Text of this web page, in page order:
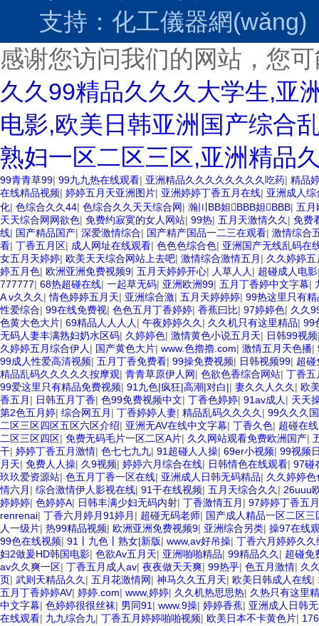
支持： 化工儀器網(wǎng)
感谢您访问我们的网站，您
久久99精品久久久大学生,亚
电影,欧美日韩亚洲国产综合
熟妇一区二区三区,亚洲精品
99青青草99| 99九九热在线观看| 亚洲精品久久久久久久久久吃药| 精品
在线精品视频| 婷婷五月天亚洲图片| 亚洲婷婷丁香五月在线| 亚洲成人综
化| 色综合久久44| 色综合久久天天综合网| 瀚〣BB妲BBB妲BBB| 五月
天天综合网网欲色| 免费约寂寞的女人网站| 99热| 五月天激情久久 | 免费
线| 国产精品国产| 深爱激情综合| 国产精产国品一二三在观看| 激情综合
看| 丁香五月区| 成人网址在线观看| 色色色综合色| 亚洲国产无线乱码在
女五月天婷婷| 欧美天天综合网站上去吧| 激情综合激情五月 | 久久婷婷
婷五月色| 欧洲亚洲免费视频9| 五月天婷婷开心| 人草人人 | 超碰成人电影
777777| 68热超碰在线| 一起草无码| 亚洲欧洲99| 五月丁香婷中文字幕|
A v久久久 |情色婷婷五月天| 亚洲综合激| 五月天婷婷婷| 99热这里只有
性爱综合| 99在线免费视| 色色五月丁香婷婷| 香蕉曰比| 97婷婷色| 久久
色黄大色大片| 69精品人人人人 | 午夜婷婷久久 | 久久机只有这里精品| 99
无码人妻丰满熟妇奶水区码| 久婷婷色| 激情黄色小说五月天| 日韩99视频
久婷婷五月综合伊人 | 国产黄色大片| www.色擼擼.com| 激情五月天色播|
99成人性爱高清视频| 五月丁香免费看| 99操免费视频| 日韩视频99| 超碰
精品乱码久久久久久按摩观| 青青草原伊人网| 色欲色香综合网站| 丁香五
99爱这里只有精品免费视频| 91九色|疯狂|高潮|对白|| 妻久久人久久 | 欧
香五月 | 日韩五月丁香| 色99免费视频中文| 丁香色婷婷| 91av成人 | 天天
第2色五月婷| 综合网五月 | 丁香婷婷人妻| 精品乱码久久久久 | 99久久久
二区三区四区五区六区介绍| 亚洲无AV在线中文字幕| 丁香久色| 超碰在
二区三区四区| 免费无码毛片一区二区A片| 久久网站观看免费欧洲国产|
干| 婷婷丁香五月激情| 色七七九九| 91超碰人人操| 69er小视频| 99视频
月天| 免费人人操| 久9视频| 婷婷六月综合在线| 日韩情色在线观看| 97碰
玖玖爱资源站| 色五月丁香一区在线| 亚洲成人日韩无码精品| 久久婷婷色
情六月 | 综合激情伊人影视在线| 91干在线视频| 五月天综合久久 | 26uuu
婷婷婷| 色婷婷A| 日韩丰满少妇无码内射| 丁香激情五月 | 97婷婷丁香五
renrenai| 丁香六月婷月91婷月 | 超碰无码老师| 国产成人精品一区二区
人一级片| 热99精品视频| 欧洲亚洲免费视频9| 亚洲综合另类| 操97在线
99色在线视频| 91丨九色丨熟女|新版| www,av好吊操| 丁香六月婷婷久久
妇2做爰HD韩国电影| 色欲Av五月天| 亚洲啪啪精品| 99精品久久 | 超碰免
av久久爽一区| 丁香五月成人av| 夜夜做天天爽| 99热乎| 色五月激情| 久
页| 武则天精品久久 | 五月花激情网| 神马久久五月天| 欧美日韩成人在线|
五月丁香婷婷AV| 婷婷.com| www,婷婷| 久久机热思思热| 久热只有这里
中文字幕| 色婷婷很很丝袜| 男同91 | www.9操| 婷婷香蕉| 亚洲成人日韩
在线观看| 九九综合九| 丁香五月婷婷啪啪视频| 欧美日本不卡黄色片|